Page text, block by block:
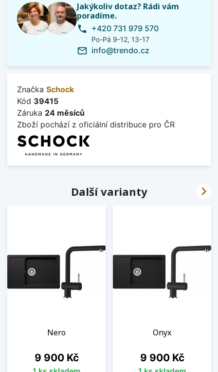
Jakýkoliv dotaz? Rádi vám
poradíme.
phone +420 731 979 570
Po-Pá 9-12, 13-17
mail_outline info@trendo.cz
Značka Schock
Kód 39415
Záruka 24 měsíců
Zboží pochází z oficiální distribuce pro ČR
Další varianty
Nero
Cena
9 900 Kč
Onyx
Cena
9 900 Kč
